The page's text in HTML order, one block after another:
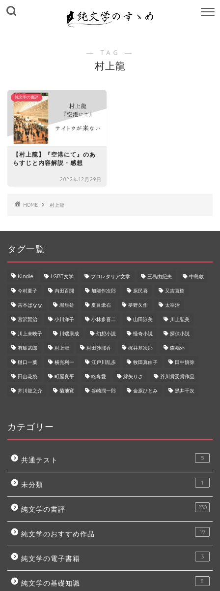
― TAG ―
村上龍
純文学の書評
【村上龍】『空港にて』のあ
らすじと内容解説・感想
2022年12月29日
HOME 村上龍
タグ一覧
Kindle LGBT文学 プロレタリア文学 三島由紀夫 中島敦
今村夏子 内田百閒 加能作次郎 原民喜 又吉直樹
吉本ばなな 堀辰雄 夏目漱石 夢野久作 太宰治
宮沢賢治 小川洋子 小林多喜二 山田詠美 川上弘美
川上未映子 川端康成 幻想小説 怪奇小説 探偵小説
有島武郎 村上龍 村田沙耶香 梶井基次郎 森鷗外
樋口一葉 横光利一 江戸川乱歩 牧田真由子 田中慎弥
田山花袋 町屋良平 略奪愛 綿矢りさ 芥川賞受賞作品
芥川龍之介 菊池寛 谷崎潤一郎 金原ひとみ 黒井千次
カテゴリー
共通テスト 5
未分類 1
純文学の書評 230
純文学のおすすめ作品 19
純文学の電子書籍 3
純文学の基礎知識 8